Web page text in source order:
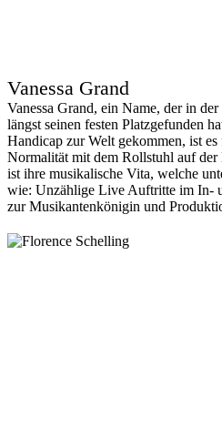
Vanessa Grand
Vanessa Grand, ein Name, der in
längst seinen festen Platzgefunden
Handicap zur Welt gekommen, ist
Normalität mit dem Rollstuhl auf der
ist ihre musikalische Vita, welche
wie: Unzählige Live Auftritte im In-
zur Musikantenkönigin und